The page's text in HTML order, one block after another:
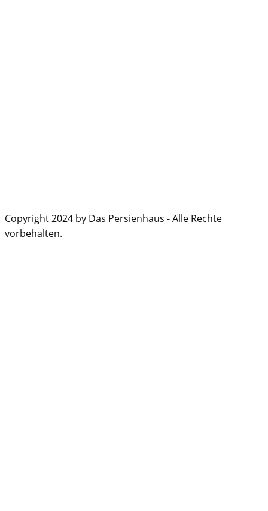
Copyright 2024 by Das Persienhaus - Alle Rechte
vorbehalten.